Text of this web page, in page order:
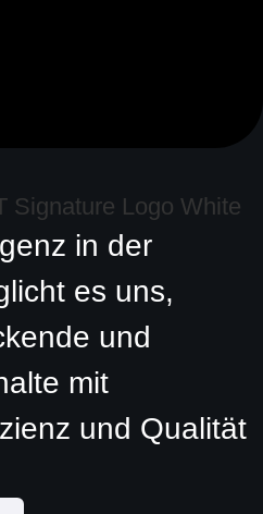
in der
es uns,
und
mit
und Qualität